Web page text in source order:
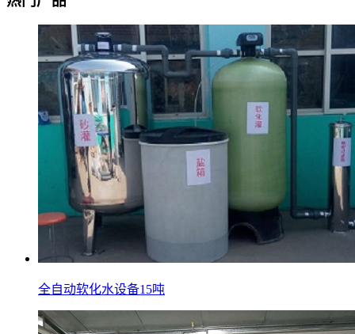
全自动软化水设备15吨